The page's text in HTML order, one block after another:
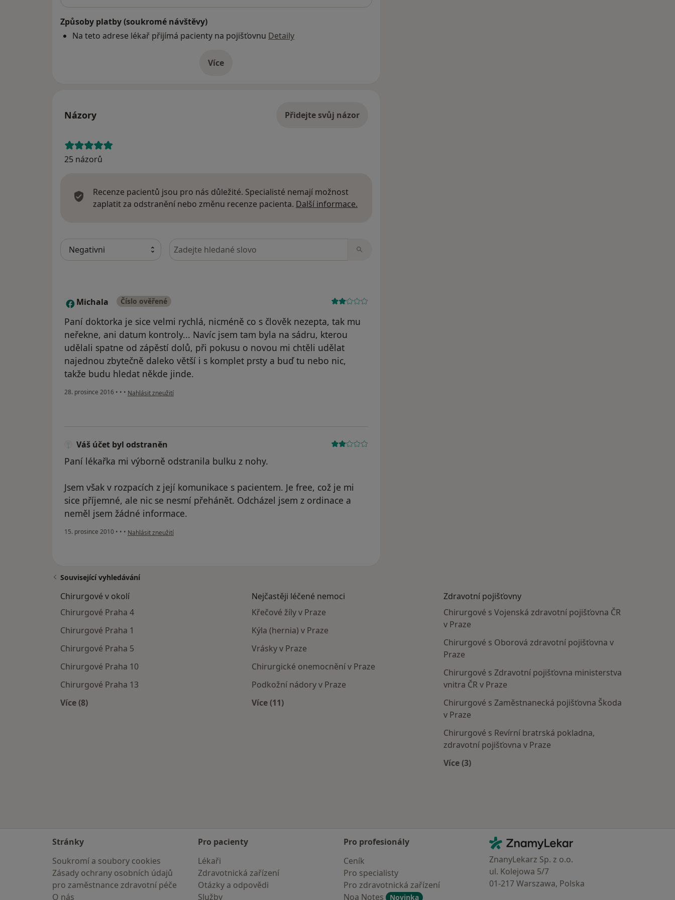
Způsoby platby (soukromé návštěvy)
Na teto adrese lékař přijímá pacienty na pojišťovnu Detaily
Víceo adrese
Názory Přidejte svůj názor
25 názorů
Recenze pacientů jsou pro nás důležité. Specialisté nemají možnost
zaplatit za odstranění nebo změnu recenze pacienta. Další informace.
Hledejte v názorech
M Michala Číslo ověřené
Paní doktorka je sice velmi rychlá, nicméně co s člověk nezepta, tak mu
neřekne, ani datum kontroly... Navíc jsem tam byla na sádru, kterou
udělali spatne od zápěstí dolů, při pokusu o novou mi chtěli udělat
najednou zbytečně daleko větší i s komplet prsty a buď tu nebo nic,
takže budu hledat někde jinde.
28. prosince 2016 • • • podle názoru uživatele Michala
Nahlásit zneužití
Váš účet byl odstraněn
Paní lékařka mi výborně odstranila bulku z nohy.
Jsem však v rozpacích z její komunikace s pacientem. Je free, což je mi
sice příjemné, ale nic se nesmí přehánět. Odcházel jsem z ordinace a
neměl jsem žádné informace.
15. prosince 2010 • • • podle názoru uživatele Váš účet byl odstraněn
Nahlásit zneužití
Související vyhledávání
Chirurgové v okolí
Chirurgové Praha 4
Chirurgové Praha 1
Chirurgové Praha 5
Chirurgové Praha 10
Chirurgové Praha 13
Více (8)
Nejčastěji léčené nemoci
Křečové žíly v Praze
Kýla (hernia) v Praze
Vrásky v Praze
Chirurgické onemocnění v Praze
Podkožní nádory v Praze
Více (11)
Zdravotní pojišťovny
Chirurgové s Vojenská zdravotní pojišťovna ČR
v Praze
Chirurgové s Oborová zdravotní pojišťovna v
Praze
Chirurgové s Zdravotní pojišťovna ministerstva
vnitra ČR v Praze
Chirurgové s Zaměstnanecká pojišťovna Škoda
v Praze
Chirurgové s Revírní bratrská pokladna,
zdravotní pojišťovna v Praze
Více (3)
Stránky
Soukromí a soubory cookies
Zásady ochrany osobních údajů
pro zaměstnance zdravotní péče
O nás
Pro pacienty
Lékaři
Zdravotnická zařízení
Otázky a odpovědi
Služby
Pro profesionály
Ceník
Pro specialisty
Pro zdravotnická zařízení
Noa Notes
Novinka
Kontakt
ZnamyLekar - Hlavní stránka
ZnanyLekarz Sp. z o.o.
ul. Kolejowa 5/7
01-217 Warszawa, Polska